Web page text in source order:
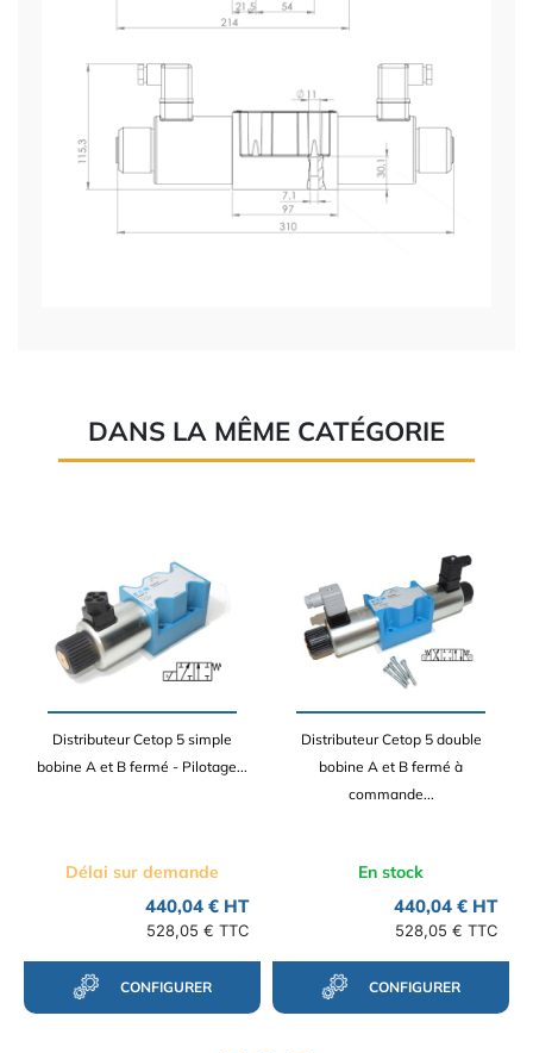
DANS LA MÊME CATÉGORIE
Distributeur Cetop 5 simple
bobine A et B fermé - Pilotage...
Délai sur demande
440,04 € HT
528,05 € TTC
CONFIGURER
Distributeur Cetop 5 double
bobine A et B fermé à
commande...
En stock
440,04 € HT
528,05 € TTC
CONFIGURER